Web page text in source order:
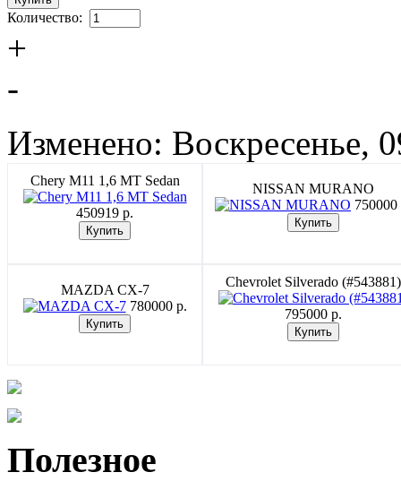
Количество:
+
-
Изменено: Воскресенье,
Chery M11 1,6 MT Sedan
450919 p.
NISSAN MURANO
750000
MAZDA CX-7
780000 p.
Chevrolet Silverado (#543881)
795000 p.
Полезное